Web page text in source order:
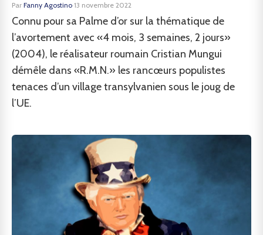
Par Fanny Agostino·13 novembre 2022
Connu pour sa Palme d’or sur la thématique de
l’avortement avec «4 mois, 3 semaines, 2 jours»
(2004), le réalisateur roumain Cristian Mungui
démêle dans «R.M.N.» les rancœurs populistes
tenaces d’un village transylvanien sous le joug de
l’UE.